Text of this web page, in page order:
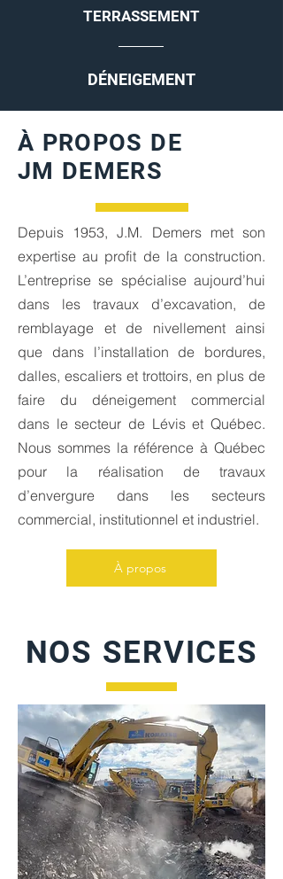
TERRASSEMENT
DÉNEIGEMENT
À PROPOS DE
JM DEMERS
Depuis 1953, J.M. Demers met son
expertise au profit de la construction.
L’entreprise se spécialise aujourd’hui
dans les travaux d’excavation, de
remblayage et de nivellement ainsi
que dans l’installation de bordures,
dalles, escaliers et trottoirs, en plus de
faire du déneigement commercial
dans le secteur de Lévis et Québec.
Nous sommes la référence à Québec
pour la réalisation de travaux
d’envergure dans les secteurs
commercial, institutionnel et industriel.
À propos
NOS SERVICES